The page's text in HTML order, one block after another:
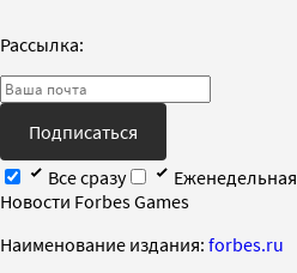
Рассылка:
Подписаться
Все сразу
Еженедельная
Новости Forbes Games
Наименование издания: forbes.ru